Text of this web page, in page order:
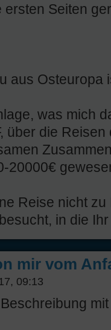
Seiten
aus
was mich
über die
20000€
Reise nicht
in die
mir vom
09:13